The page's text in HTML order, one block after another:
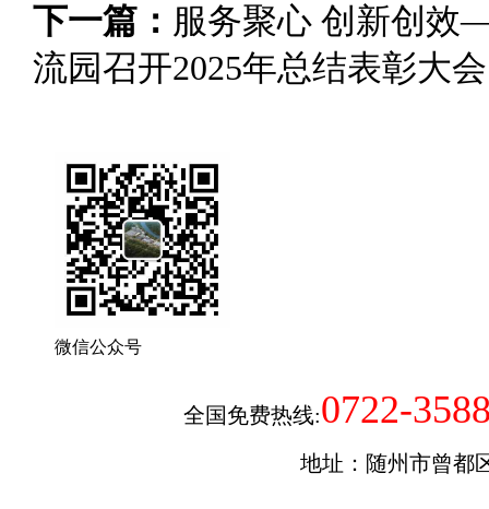
下一篇： 服务聚心 创新创
流园召开2025年总结表彰大会
微信公众号
全国免费热线:0722-
地址：随州市曾都